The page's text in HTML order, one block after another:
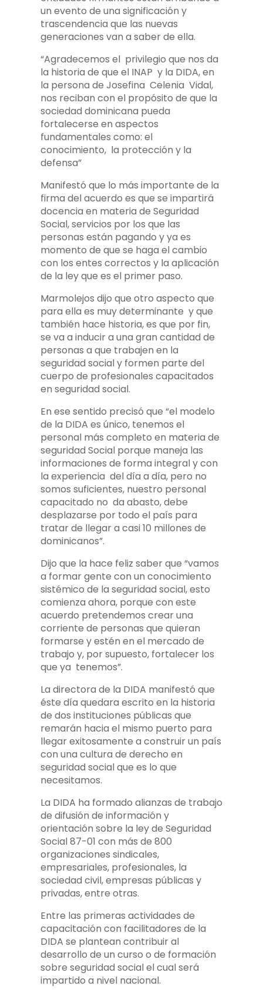
un evento de una significación y
trascendencia que las nuevas
generaciones van a saber de ella.
“Agradecemos el privilegio que nos da
la historia de que el INAP y la DIDA, en
la persona de Josefina Celenia Vidal,
nos reciban con el propósito de que la
sociedad dominicana pueda
fortalecerse en aspectos
fundamentales como: el
conocimiento, la protección y la
defensa”
Manifestó que lo más importante de la
firma del acuerdo es que se impartirá
docencia en materia de Seguridad
Social, servicios por los que las
personas están pagando y ya es
momento de que se haga el cambio
con los entes correctos y la aplicación
de la ley que es el primer paso.
Marmolejos dijo que otro aspecto que
para ella es muy determinante y que
también hace historia, es que por fin,
se va a inducir a una gran cantidad de
personas a que trabajen en la
seguridad social y formen parte del
cuerpo de profesionales capacitados
en seguridad social.
En ese sentido precisó que “el modelo
de la DIDA es único, tenemos el
personal más completo en materia de
seguridad Social porque maneja las
informaciones de forma integral y con
la experiencia del día a día, pero no
somos suficientes, nuestro personal
capacitado no da abasto, debe
desplazarse por todo el país para
tratar de llegar a casi 10 millones de
dominicanos”.
Dijo que la hace feliz saber que “vamos
a formar gente con un conocimiento
sistémico de la seguridad social, esto
comienza ahora, porque con este
acuerdo pretendemos crear una
corriente de personas que quieran
formarse y estén en el mercado de
trabajo y, por supuesto, fortalecer los
que ya tenemos”.
La directora de la DIDA manifestó que
éste día quedara escrito en la historia
de dos instituciones públicas que
remarán hacia el mismo puerto para
llegar exitosamente a construir un país
con una cultura de derecho en
seguridad social que es lo que
necesitamos.
La DIDA ha formado alianzas de trabajo
de difusión de información y
orientación sobre la ley de Seguridad
Social 87-01 con más de 800
organizaciones sindicales,
empresariales, profesionales, la
sociedad civil, empresas públicas y
privadas, entre otras.
Entre las primeras actividades de
capacitación con facilitadores de la
DIDA se plantean contribuir al
desarrollo de un curso o de formación
sobre seguridad social el cual será
impartido a nivel nacional.